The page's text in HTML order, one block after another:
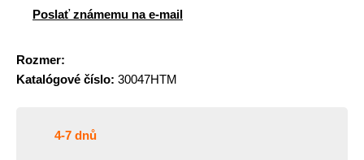
Poslať známemu na e-mail
Rozmer:
Katalógové číslo: 30047HTM
4-7 dnů